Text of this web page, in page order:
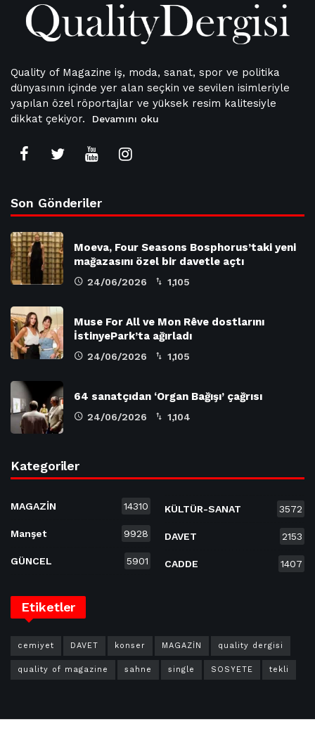
Quality of Magazine iş, moda, sanat, spor ve politika
dünyasının içinde yer alan seçkin ve sevilen isimleriyle
yapılan özel röportajlar ve yüksek resim kalitesiyle
dikkat çekiyor.
Devamını oku
Son Gönderiler
Moeva, Four Seasons Bosphorus’taki yeni
mağazasını özel bir davetle açtı
24/06/2026 1,105
Muse For All ve Mon Rêve dostlarını
İstinyePark’ta ağırladı
24/06/2026 1,105
64 sanatçıdan ‘Organ Bağışı’ çağrısı
24/06/2026 1,104
Kategoriler
MAGAZİN 14310
Manşet 9928
GÜNCEL 5901
KÜLTÜR-SANAT 3572
DAVET 2153
CADDE 1407
Etiketler
cemiyet DAVET konser MAGAZİN quality dergisi
quality of magazine sahne single SOSYETE tekli